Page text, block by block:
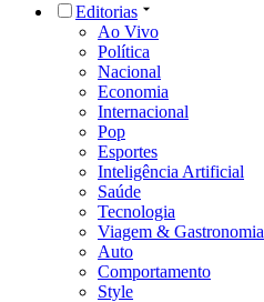
Editorias
Ao Vivo
Política
Nacional
Economia
Internacional
Pop
Esportes
Inteligência Artificial
Saúde
Tecnologia
Viagem & Gastronomia
Auto
Comportamento
Style